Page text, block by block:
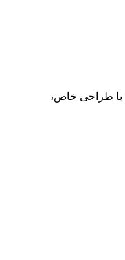
با طراحی خاص،